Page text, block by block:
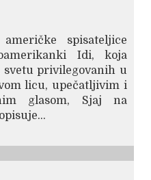
spisateljice
Idi, koja
svetu privilegovanih u
licu, upečatljivim i
glasom, Sjaj na